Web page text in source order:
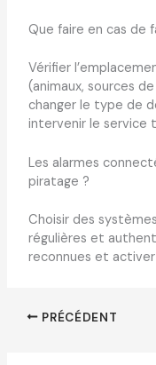
Que faire en cas de
Vérifier
(animaux, sources
changer le type de
intervenir le service
Les alarmes
piratage ?
Choisir des
régulières et
reconnues et activer
PRÉCÉDENT